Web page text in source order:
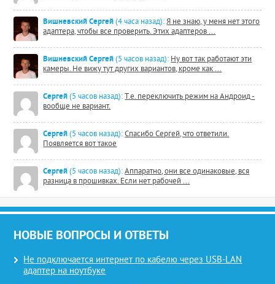
Вишневский Сергей (4 часа назад): Я не знаю, у меня нет этого
адаптера, чтобы все проверить. Этих адаптеров ...
Вишневский Сергей (5 часов назад): Ну вот так работают эти
камеры. Не вижу тут других вариантов, кроме как ...
Сергей (5 часов назад): Т.е. переключить режим на Андроид -
вообще не вариант.
Сергей (5 часов назад): Спасибо Сергей, что ответили.
Появляется вот такое
Сергей (5 часов назад): Аппаратно, они все одинаковые, вся
разница в прошивках. Если нет рабочей ...
НОВЫЕ ВОПРОСЫ И ОТВЕТЫ
Не подключается интернет по кабелю через USB-LAN
адаптер на ноутбуке